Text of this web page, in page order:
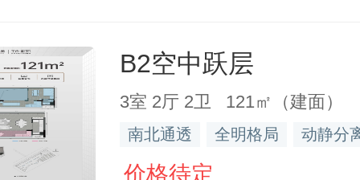
B2空中跃层
3室 2厅 2卫 121㎡（建面）
南北通透 全明格局 动静分
价格待定